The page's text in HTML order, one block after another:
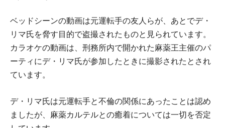
ベッドシーンの動画は元運転手の友人らが、あとでデ・
リマ氏を脅す目的で盗撮されたものと見られています。
カラオケの動画は、刑務所内で開かれた麻薬王主催のパ
ーティにデ・リマ氏が参加したときに撮影されたとされ
ています。
デ・リマ氏は元運転手と不倫の関係にあったことは認め
ましたが、麻薬カルテルとの癒着については一切を否定